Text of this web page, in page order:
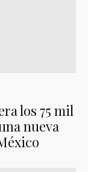
los 75 mil
nueva